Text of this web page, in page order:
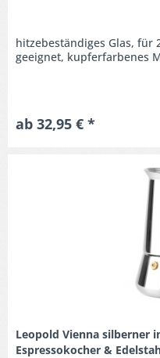
hitzebeständiges Glas, für
geeignet, kupferfarbenes
ab 32,95 € *
Leopold Vienna silberner
Espressokocher &